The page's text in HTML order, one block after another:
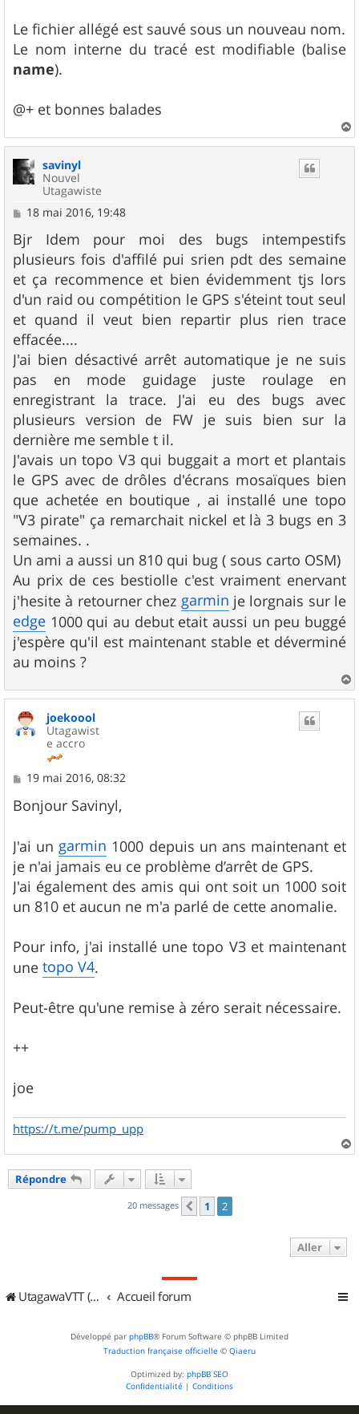
Le fichier allégé est sauvé sous un nouveau nom.
Le nom interne du tracé est modifiable (balise
name).
@+ et bonnes balades
a
savinyl
Nouvel
Utagawiste
M
s
s
a
g
e
18 mai 2016, 19:48
Bjr Idem pour moi des bugs intempestifs
plusieurs fois d'affilé pui srien pdt des semaine
et ça recommence et bien évidemment tjs lors
d'un raid ou compétition le GPS s'éteint tout seul
et quand il veut bien repartir plus rien trace
effacée....
J'ai bien désactivé arrêt automatique je ne suis
pas en mode guidage juste roulage en
enregistrant la trace. J'ai eu des bugs avec
plusieurs version de FW je suis bien sur la
dernière me semble t il.
J'avais un topo V3 qui buggait a mort et plantais
le GPS avec de drôles d'écrans mosaïques bien
que achetée en boutique , ai installé une topo
"V3 pirate" ça remarchait nickel et là 3 bugs en 3
semaines. .
Un ami a aussi un 810 qui bug ( sous carto OSM)
Au prix de ces bestiolle c'est vraiment enervant
j'hesite à retourner chez garmin je lorgnais sur le
edge 1000 qui au debut etait aussi un peu buggé
j'espère qu'il est maintenant stable et déverminé
au moins ?
a
joekoool
Utagawist
e accro
M
s
s
g
e
19 mai 2016, 08:32
Bonjour Savinyl,
J'ai un garmin 1000 depuis un ans maintenant et
je n'ai jamais eu ce problème d’arrêt de GPS.
J'ai également des amis qui ont soit un 1000 soit
un 810 et aucun ne m'a parlé de cette anomalie.
Pour info, j'ai installé une topo V3 et maintenant
une topo V4.
Peut-être qu'une remise à zéro serait nécessaire.
++
joe
https://t.me/pump_upp
a
Répondre
20 messages Précédent
1 2
Aller
UtagawaVTT (Randos VTT et VTTAE avec traces GPS) Accueil forum
Développé par phpBB® Forum Software © phpBB Limited
Traduction française officielle © Qiaeru
Optimized by: phpBB SEO
Confidentialité | Conditions